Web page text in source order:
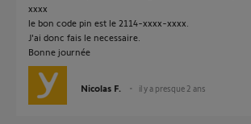
xxxx
le bon code pin est le 2114-xxxx-xxxx.
J'ai donc fais le necessaire.
Bonne journée
Nicolas F. il y a presque 2 ans